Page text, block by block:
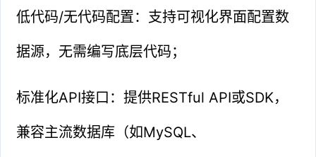
低代码/无代码配置：支持可视化界面配置数
据源，无需编写底层代码；
标准化API接口：提供RESTful API或SDK，
兼容主流数据库（如MySQL、